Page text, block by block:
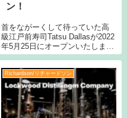
ン！
首をながーくして待っていた高
級江戸前寿司Tatsu Dallasが2022
年5月25日にオープンいたしまし
た！この日のためにしばらくお
Dallasとは…元々ニューヨークの
有名寿司店で働いていらした関
Richardson/リチャードソン